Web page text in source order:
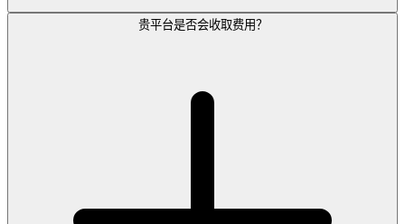
贵平台是否会收取费用？